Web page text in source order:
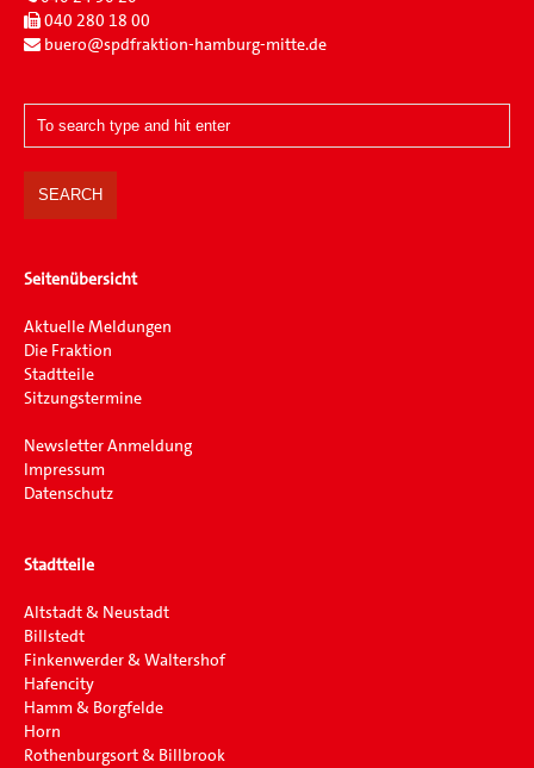
040 280 18 00
buero@spdfraktion-hamburg-mitte.de
Seitenübersicht
Aktuelle Meldungen
Die Fraktion
Stadtteile
Sitzungstermine
Newsletter Anmeldung
Impressum
Datenschutz
Stadtteile
Altstadt & Neustadt
Billstedt
Finkenwerder & Waltershof
Hafencity
Hamm & Borgfelde
Horn
Rothenburgsort & Billbrook